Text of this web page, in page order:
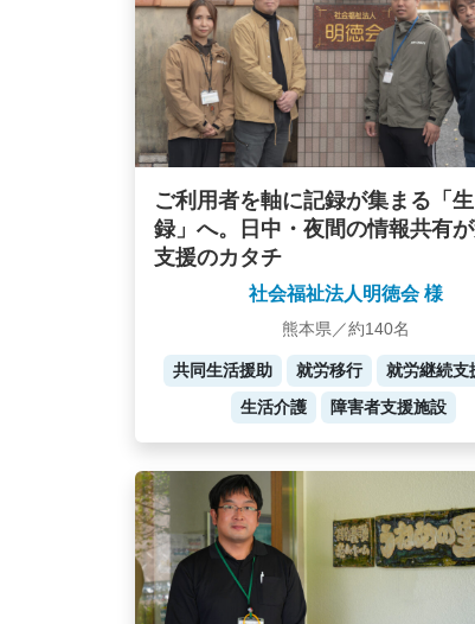
ご利用者を軸に記録が集まる「
録」へ。日中・夜間の情報共有
支援のカタチ
社会福祉法人明徳会 様
熊本県／約140名
共同生活援助 就労移行
就労継続支
生活介護
障害者支援施設